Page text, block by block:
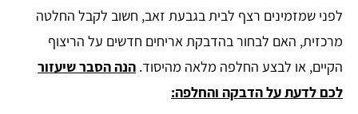
לפני שמזמינים רצף לבית בגבעת זאב, חשוב לקבל החלטה
מרכזית, האם לבחור בהדבקת אריחים חדשים על הריצוף
הקיים, או לבצע החלפה מלאה מהיסוד. הנה הסבר שיעזור
לכם לדעת על הדבקה והחלפה: